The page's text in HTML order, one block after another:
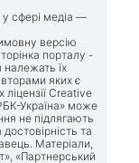
у сфері медіа —
версію
порталу -
належать їх
яких є
Creative
Україна» може
не підлягають
та
Матеріали,
«Партнерський